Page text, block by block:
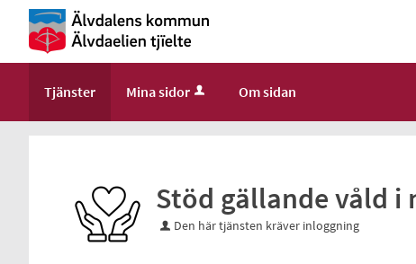
Välkommen
e-
tjänsterTjänster Mina sidor Om sidan
Stöd gällande våld i
Den här tjänsten kräver inloggning